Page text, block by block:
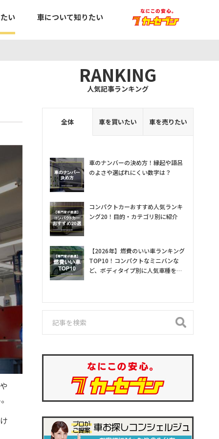
い 車について知りたい
RANKING
人気記事ランキング
全体 車を買いたい 車を売りたい
車のナンバーの決め方！縁起や語呂
のよさや選ばれにくい数字は？
コンパクトカーおすすめ人気ランキ
ング20！目的・カテゴリ別に紹介
【2026年】燃費のいい車ランキング
TOP10！コンパクトなミニバンな
ど、ボディタイプ別に人気車種を専